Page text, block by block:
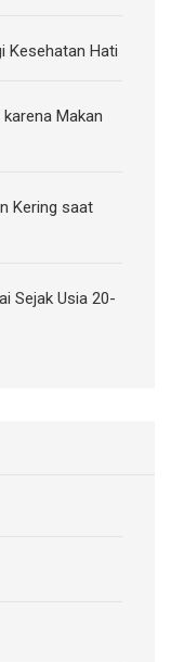
Kesehatan Hati
Makan
Kering saat
Sejak Usia 20-